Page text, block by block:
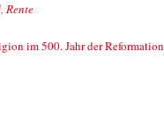
, Rente
im 500. Jahr der Reformation